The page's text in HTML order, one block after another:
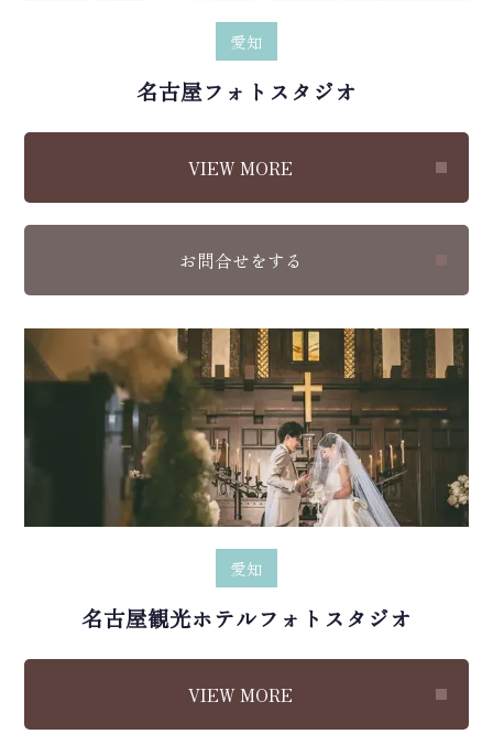
愛知
名古屋フォトスタジオ
VIEW MORE
お問合せをする
愛知
名古屋観光ホテルフォトスタジオ
VIEW MORE